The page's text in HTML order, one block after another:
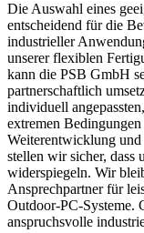
Die Auswahl eines
entscheidend für die
industrieller
unserer flexiblen
kann die PSB GmbH
partnerschaftlich
individuell
extremen
Weiterentwicklung und
stellen wir sicher, dass
widerspiegeln. Wir
Ansprechpartner für
Outdoor-PC-Systeme.
anspruchsvolle